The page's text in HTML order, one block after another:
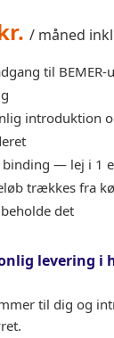
/ måned
til
introduktion
— lej i 1
trækkes fra
det
levering i
til dig og